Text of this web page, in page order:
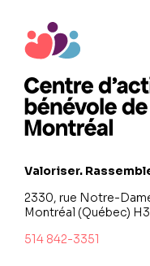
Valoriser.
2330, rue Notre-
Montréal (Québec)
514 842-3351